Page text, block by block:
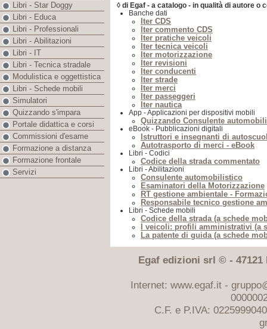
◊ di Egaf - a catalogo - in qualità di autore o
Banche dati
Iter CDS
Iter commento CDS
Iter pratiche veicoli
Iter tecnica veicoli
Iter motorizzazione
Iter revisioni
Iter conducenti
Iter strade
Iter merci
Iter passeggeri
Iter nautica
App - Applicazioni per dispositivi mobili
Quizzando Consulente
eBook - Pubblicazioni digitali
Istruttori e insegnanti di
Autotrasporto di merci - eBook
Libri - Codici
Codice della strada commentato
Libri - Abilitazioni
Consulente automobilistico
Esaminatori della Motorizzazione
RT gestione ambientale -
Responsabile tecnico gestione
Libri - Schede mobili
Codice della strada (a schede
I veicoli: profili amministrativi (a
La patente di guida (a schede
Egaf edizioni srl © - 47121
Internet: www.egaf.it -
C.F. e P.IVA:
Libri - Star Doggy
Libri - Educa
Libri - Professionali
Libri - Abilitazioni
Libri - IT
Libri - Tecnica stradale
Modulistica e oggettistica
Libri - Schede mobili
Simulatori
Quizzando s'impara
Portale didattica e corsi
Commissioni d'esame
Formazione a distanza
Formazione frontale
Servizi